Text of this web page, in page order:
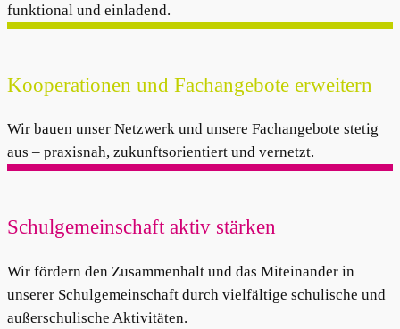
funktional und einladend.
Kooperationen und Fachangebote erweitern
Wir bauen unser Netzwerk und unsere Fachangebote stetig
aus – praxisnah, zukunftsorientiert und vernetzt.
Schulgemeinschaft aktiv stärken
Wir fördern den Zusammenhalt und das Miteinander in
unserer Schulgemeinschaft durch vielfältige schulische und
außerschulische Aktivitäten.